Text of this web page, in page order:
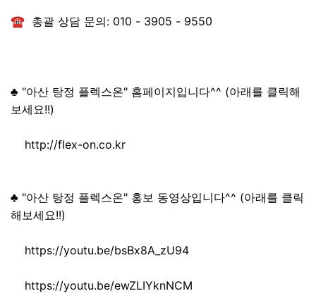
☎ 총괄 상담 문의: 010 - 3905 - 9550
♣ "아산 탕정 플렉스온" 홈페이지입니다^^ (아래를 클릭해
보세요!!)
http://flex-on.co.kr
♣ "아산 탕정 플렉스온" 홍보 동영상입니다^^ (아래를 클릭
해보세요!!)
https://youtu.be/bsBx8A_zU94
https://youtu.be/ewZLIYknNCM